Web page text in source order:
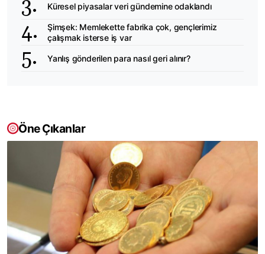
Küresel piyasalar veri gündemine odaklandı
Şimşek: Memlekette fabrika çok, gençlerimiz
çalışmak isterse iş var
Yanlış gönderilen para nasıl geri alınır?
Öne Çıkanlar